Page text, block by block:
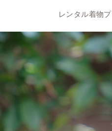
レンタル着物